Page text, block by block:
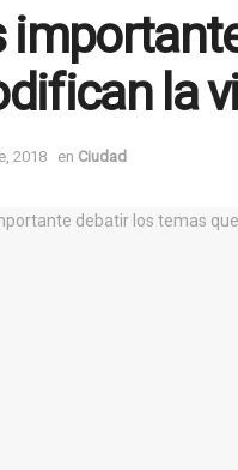
la
2018 en Ciudad